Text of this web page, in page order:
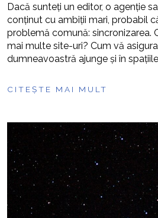
Dacă sunteți un editor, o agenție
conținut cu ambiții mari, probabil
problemă comună: sincronizarea.
mai multe site-uri? Cum vă
dumneavoastră ajunge și în
CITEȘTE MAI MULT